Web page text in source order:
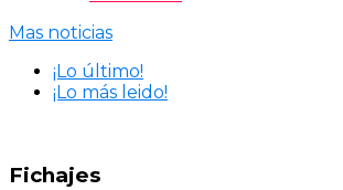
Mas noticias
¡Lo último!
¡Lo más leido!
Fichajes